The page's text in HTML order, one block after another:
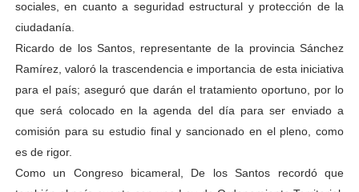
sociales, en cuanto a seguridad estructural y protección de la
ciudadanía.
Ricardo de los Santos, representante de la provincia Sánchez
Ramírez, valoró la trascendencia e importancia de esta iniciativa
para el país; aseguró que darán el tratamiento oportuno, por lo
que será colocado en la agenda del día para ser enviado a
comisión para su estudio final y sancionado en el pleno, como
es de rigor.
Como un Congreso bicameral, De los Santos recordó que